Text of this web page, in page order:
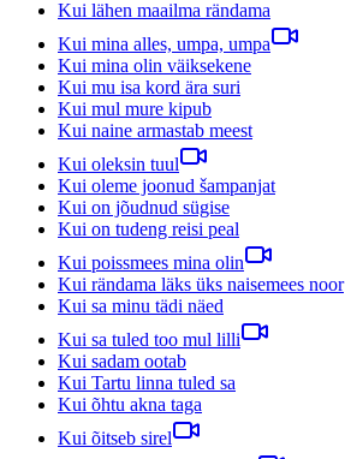
Kui lähen maailma rändama
Kui mina alles, umpa, umpa
Kui mina olin väiksekene
Kui mu isa kord ära suri
Kui mul mure kipub
Kui naine armastab meest
Kui oleksin tuul
Kui oleme joonud šampanjat
Kui on jõudnud sügise
Kui on tudeng reisi peal
Kui poissmees mina olin
Kui rändama läks üks naisemees noor
Kui sa minu tädi näed
Kui sa tuled too mul lilli
Kui sadam ootab
Kui Tartu linna tuled sa
Kui õhtu akna taga
Kui õitseb sirel